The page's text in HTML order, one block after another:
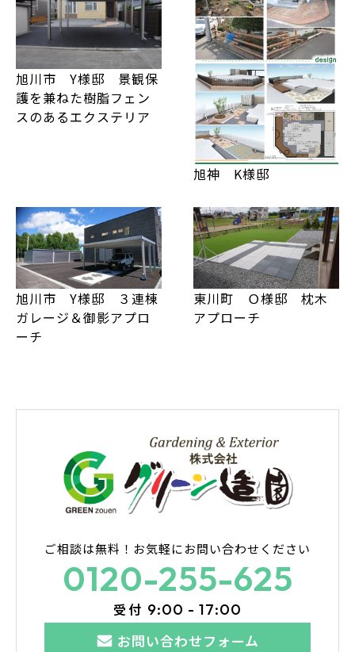
旭川市 Y様邸 景観保
護を兼ねた樹脂フェン
スのあるエクステリア
旭神 K様邸
旭川市 Y様邸 ３連棟
ガレージ＆御影アプロ
ーチ
東川町 Ｏ様邸 枕木
アプローチ
ご相談は無料！ お気軽にお問い合わせください
0120-255-625
受付 9:00 - 17:00
お問い合わせフォーム